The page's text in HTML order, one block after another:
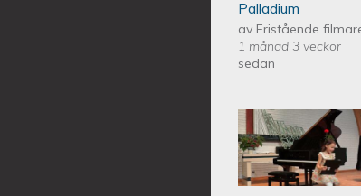
Palladium
av Fristående
1 månad 3 veckor
sedan
Piano